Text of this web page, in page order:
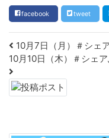
facebook tweet
Post navigation
10月7日（月）＃シェ
10月10日（木）＃シェ